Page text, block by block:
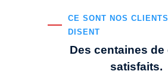
CE SONT NOS
DISENT
Des centaines de
satisfaits.